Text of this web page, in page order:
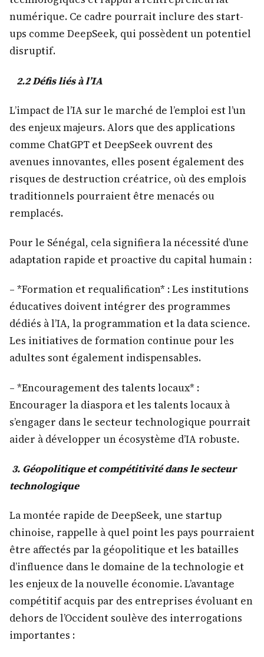
numérique. Ce cadre pourrait inclure des start-
ups comme DeepSeek, qui possèdent un potentiel
disruptif.
2.2 Défis liés à l’IA
L’impact de l’IA sur le marché de l’emploi est l’un
des enjeux majeurs. Alors que des applications
comme ChatGPT et DeepSeek ouvrent des
avenues innovantes, elles posent également des
risques de destruction créatrice, où des emplois
traditionnels pourraient être menacés ou
remplacés.
Pour le Sénégal, cela signifiera la nécessité d’une
adaptation rapide et proactive du capital humain :
– *Formation et requalification* : Les institutions
éducatives doivent intégrer des programmes
dédiés à l’IA, la programmation et la data science.
Les initiatives de formation continue pour les
adultes sont également indispensables.
– *Encouragement des talents locaux* :
Encourager la diaspora et les talents locaux à
s’engager dans le secteur technologique pourrait
aider à développer un écosystème d’IA robuste.
3. Géopolitique et compétitivité dans le secteur
technologique
La montée rapide de DeepSeek, une startup
chinoise, rappelle à quel point les pays pourraient
être affectés par la géopolitique et les batailles
d’influence dans le domaine de la technologie et
les enjeux de la nouvelle économie. L’avantage
compétitif acquis par des entreprises évoluant en
dehors de l’Occident soulève des interrogations
importantes :